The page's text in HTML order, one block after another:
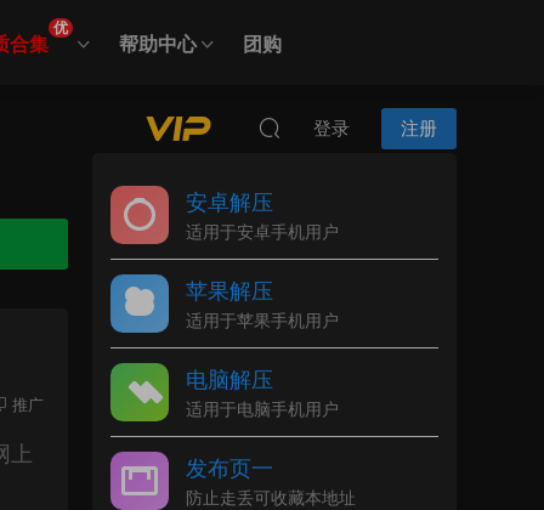
合集
优
帮助中心 团购
登录 注册
推广
上
安卓解压
适用于安卓手机用户
苹果解压
适用于苹果手机用户
电脑解压
适用于电脑手机用户
发布页一
防止走丢可收藏本地址